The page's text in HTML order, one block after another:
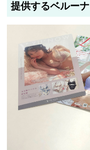
提供するベルーナ